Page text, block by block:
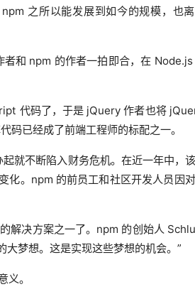
之所以能发展到如今的规模，也
和 npm 的作者一拍即合，在 Node.js
代码了，于是 jQuery 作者也将
已经成了前端工程师的标配之一。
就不断陷入财务危机。在近一年中，
化。npm 的前员工和社区开发人员因
解决方案之一了。npm 的创始人
梦想。这是实现这些梦想的机会。”
。